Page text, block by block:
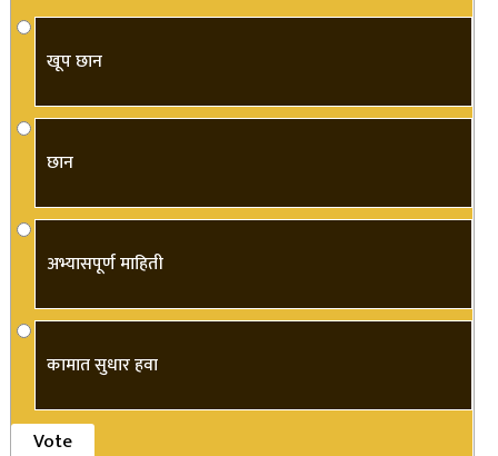
खूप छान
छान
अभ्यासपूर्ण माहिती
कामात सुधार हवा